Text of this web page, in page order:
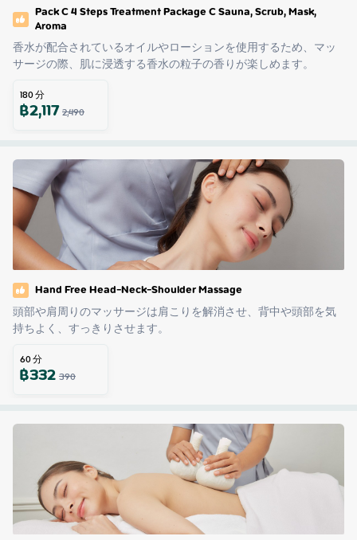
Pack C 4 Steps Treatment Package C Sauna, Scrub, Mask,
Aroma
香水が配合されているオイルやローションを使用するため、マッ
サージの際、肌に浸透する香水の粒子の香りが楽しめます。
180分
฿2,1172,490
Hand Free Head-Neck-Shoulder Massage
頭部や肩周りのマッサージは肩こりを解消させ、背中や頭部を気
持ちよく、すっきりさせます。
60分
฿332390